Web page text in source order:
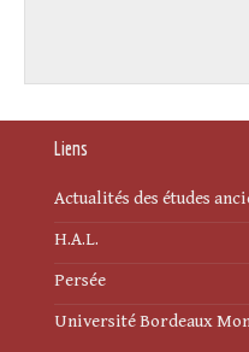
Liens
Actualités des études
H.A.L.
Persée
Université Bordeaux